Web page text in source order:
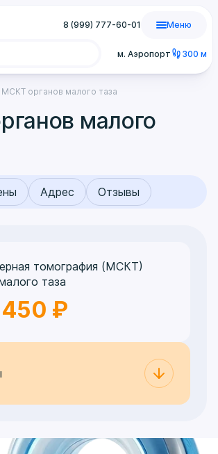
м. Аэропорт 300 м
8 (999) 777-60-01 Меню
МСКТ органов малого таза
малого
Адрес Отзывы
томография (МСКТ)
таза
450 ₽